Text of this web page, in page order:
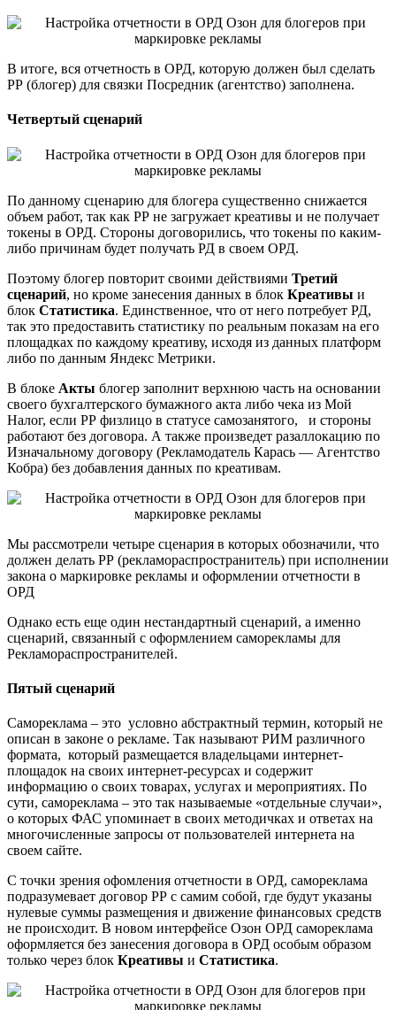
В итоге, вся отчетность в ОРД, которую должен был сделать
РР (блогер) для связки Посредник (агентство) заполнена.
Четвертый сценарий
По данному сценарию для блогера существенно снижается
объем работ, так как РР не загружает креативы и не получает
токены в ОРД. Стороны договорились, что токены по каким-
либо причинам будет получать РД в своем ОРД.
Поэтому блогер повторит своими действиями Третий
сценарий, но кроме занесения данных в блок Креативы и
блок Статистика. Единственное, что от него потребует РД,
так это предоставить статистику по реальным показам на его
площадках по каждому креативу, исходя из данных платформ
либо по данным Яндекс Метрики.
В блоке Акты блогер заполнит верхнюю часть на основании
своего бухгалтерского бумажного акта либо чека из Мой
Налог, если РР физлицо в статусе самозанятого, и стороны
работают без договора. А также произведет разаллокацию по
Изначальному договору (Рекламодатель Карась — Агентство
Кобра) без добавления данных по креативам.
Мы рассмотрели четыре сценария в которых обозначили, что
должен делать РР (рекламораспространитель) при исполнении
закона о маркировке рекламы и оформлении отчетности в
ОРД
Однако есть еще один нестандартный сценарий, а именно
сценарий, связанный с оформлением саморекламы для
Рекламораспространителей.
Пятый сценарий
Самореклама – это условно абстрактный термин, который не
описан в законе о рекламе. Так называют РИМ различного
формата, который размещается владельцами интернет-
площадок на своих интернет-ресурсах и содержит
информацию о своих товарах, услугах и мероприятиях. По
сути, самореклама – это так называемые «отдельные случаи»,
о которых ФАС упоминает в своих методичках и ответах на
многочисленные запросы от пользователей интернета на
своем сайте.
С точки зрения офомления отчетности в ОРД, самореклама
подразумевает договор РР с самим собой, где будут указаны
нулевые суммы размещения и движение финансовых средств
не происходит. В новом интерфейсе Озон ОРД самореклама
оформляется без занесения договора в ОРД особым образом
только через блок Креативы и Статистика.